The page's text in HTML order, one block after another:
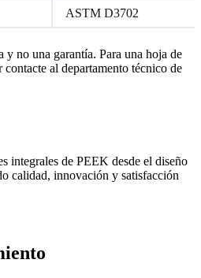
ASTM D3702
y no una garantía. Para una hoja de
al departamento técnico de
integrales de PEEK desde el diseño
calidad, innovación y satisfacción